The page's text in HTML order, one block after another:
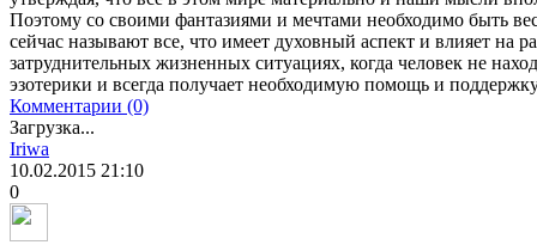
Поэтому со своими фантазиями и мечтами необходимо быть
сейчас называют все, что имеет духовный аспект и влияет на
затруднительных жизненных ситуациях, когда человек не
эзотерики и всегда получает необходимую помощь и
Комментарии (0)
Загрузка...
Iriwa
10.02.2015 21:10
0